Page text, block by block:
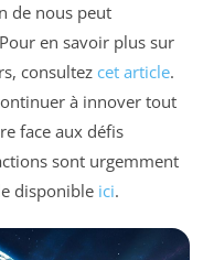
de nous peut
en savoir plus sur
consultez cet article.
à innover tout
face aux défis
sont urgemment
disponible ici.